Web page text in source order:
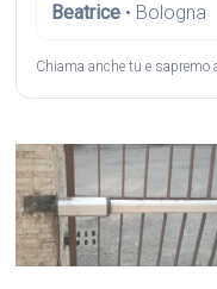
Beatrice • Bologna
Chiama anche tu e sapremo